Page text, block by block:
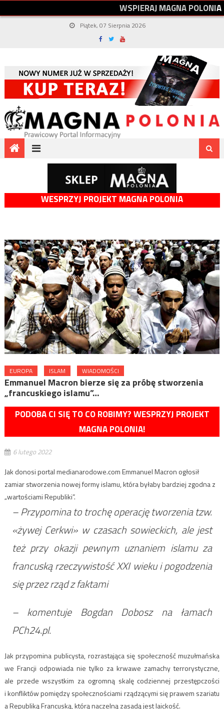
WSPIERAJMAGNAPOLONIA
Piątek, 07 Sierpnia 2026
WESPRZYJ PROJEKT MAGNA POLONIA
EUROPA ISLAM WIADOMOŚCI
Emmanuel Macron bierze się za próbę stworzenia
„francuskiego islamu”…
PODOBA CI SIĘ TO CO ROBIMY? WESPRZYJ PROJEKT
MAGNA POLONIA!
6 lutego 2022
Jak donosi portal medianarodowe.com Emmanuel Macron ogłosił
zamiar stworzenia nowej formy islamu, która byłaby bardziej zgodna z
„wartościami Republiki”.
– Przypomina to trochę operację tworzenia tzw.
«żywej Cerkwi» w czasach sowieckich, ale jest
też przy okazji pewnym uznaniem islamu za
francuską rzeczywistość XXI wieku i pogodzenia
się przez rząd z faktami
– komentuje Bogdan Dobosz na łamach
PCh24.pl.
Jak przypomina publicysta, rozrastająca się społeczność muzułmańska
we Francji odpowiada nie tylko za krwawe zamachy terrorystyczne,
ale przede wszystkim za ogromną skalę codziennej przestępczości
i konfliktów pomiędzy społecznościami rządzącymi się prawem szariatu
a Republiką Francuską, którą naczelną zasadą jest laickość.